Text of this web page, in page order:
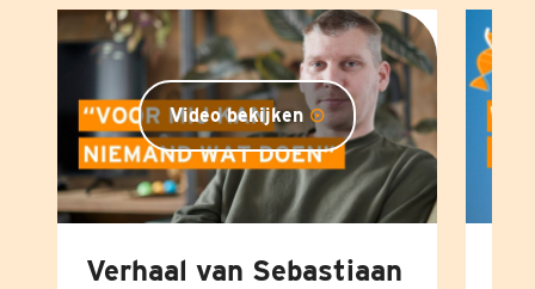
Video bekijken
Verhaal van Sebastiaan